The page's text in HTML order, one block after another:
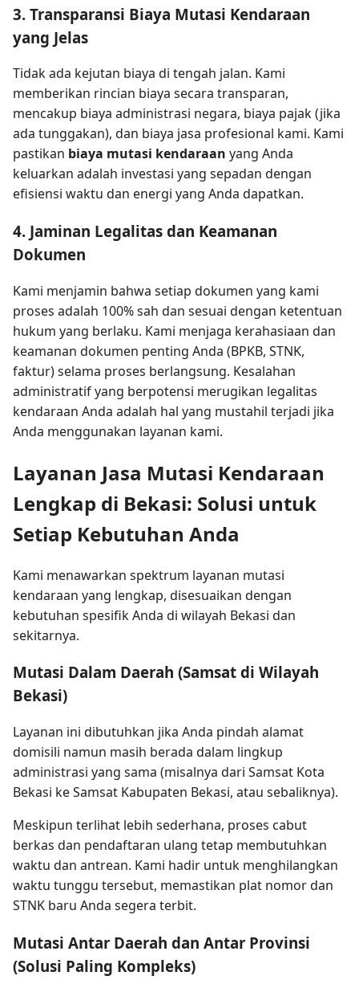
3. Transparansi Biaya Mutasi Kendaraan
yang Jelas
Tidak ada kejutan biaya di tengah jalan. Kami
memberikan rincian biaya secara transparan,
mencakup biaya administrasi negara, biaya pajak (jika
ada tunggakan), dan biaya jasa profesional kami. Kami
pastikan biaya mutasi kendaraan yang Anda
keluarkan adalah investasi yang sepadan dengan
efisiensi waktu dan energi yang Anda dapatkan.
4. Jaminan Legalitas dan Keamanan
Dokumen
Kami menjamin bahwa setiap dokumen yang kami
proses adalah 100% sah dan sesuai dengan ketentuan
hukum yang berlaku. Kami menjaga kerahasiaan dan
keamanan dokumen penting Anda (BPKB, STNK,
faktur) selama proses berlangsung. Kesalahan
administratif yang berpotensi merugikan legalitas
kendaraan Anda adalah hal yang mustahil terjadi jika
Anda menggunakan layanan kami.
Layanan Jasa Mutasi Kendaraan
Lengkap di Bekasi: Solusi untuk
Setiap Kebutuhan Anda
Kami menawarkan spektrum layanan mutasi
kendaraan yang lengkap, disesuaikan dengan
kebutuhan spesifik Anda di wilayah Bekasi dan
sekitarnya.
Mutasi Dalam Daerah (Samsat di Wilayah
Bekasi)
Layanan ini dibutuhkan jika Anda pindah alamat
domisili namun masih berada dalam lingkup
administrasi yang sama (misalnya dari Samsat Kota
Bekasi ke Samsat Kabupaten Bekasi, atau sebaliknya).
Meskipun terlihat lebih sederhana, proses cabut
berkas dan pendaftaran ulang tetap membutuhkan
waktu dan antrean. Kami hadir untuk menghilangkan
waktu tunggu tersebut, memastikan plat nomor dan
STNK baru Anda segera terbit.
Mutasi Antar Daerah dan Antar Provinsi
(Solusi Paling Kompleks)